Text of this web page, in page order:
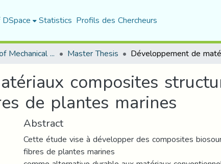
Statistics Profils des Chercheurs
Department of Mechanical Engineering Master Thesis
composites
de plantes marines
Abstract
Cette étude vise à développer des composites
fibres de plantes marines